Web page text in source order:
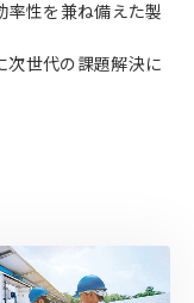
率性を兼ね備えた製
次世代の課題解決に